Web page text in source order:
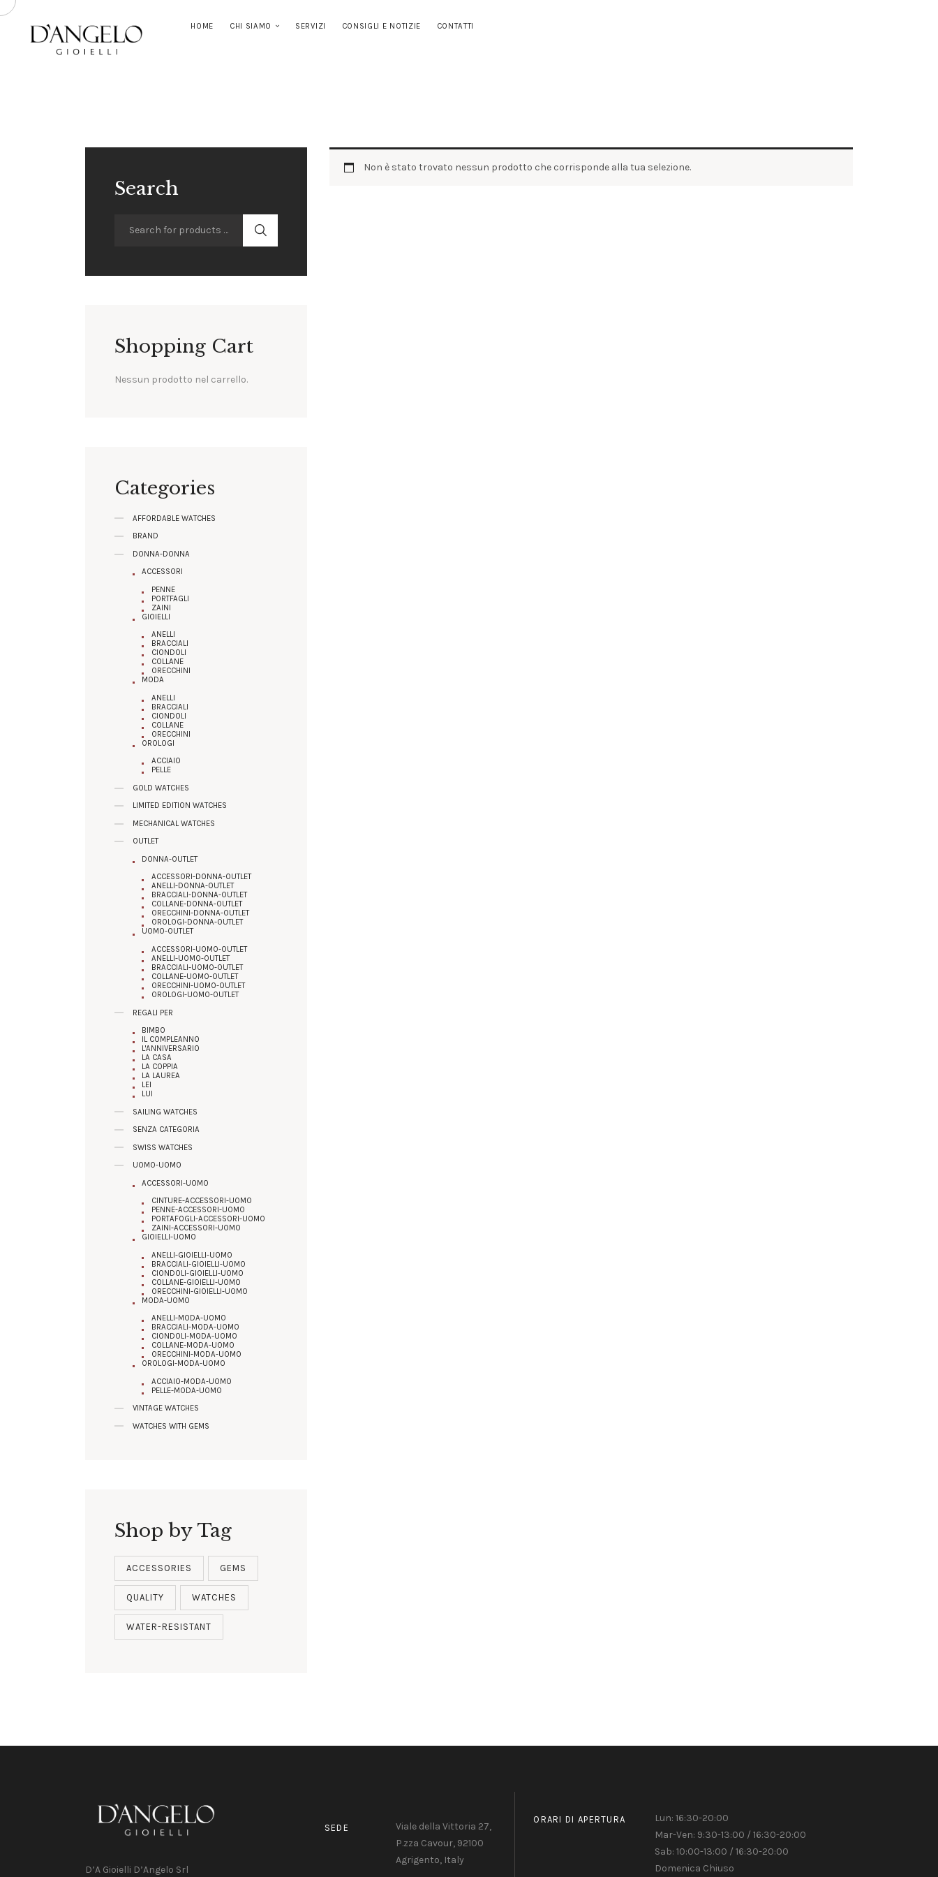
HOME CHI SIAMO SERVIZI CONSIGLI E NOTIZIE CONTATTI
Non è stato trovato nessun prodotto che corrisponde alla tua selezione.
Search
Shopping Cart
Nessun prodotto nel carrello.
Categories
AFFORDABLE WATCHES
BRAND
DONNA-DONNA
ACCESSORI
PENNE
PORTFAGLI
ZAINI
GIOIELLI
ANELLI
BRACCIALI
CIONDOLI
COLLANE
ORECCHINI
MODA
ANELLI
BRACCIALI
CIONDOLI
COLLANE
ORECCHINI
OROLOGI
ACCIAIO
PELLE
GOLD WATCHES
LIMITED EDITION WATCHES
MECHANICAL WATCHES
OUTLET
DONNA-OUTLET
ACCESSORI-DONNA-OUTLET
ANELLI-DONNA-OUTLET
BRACCIALI-DONNA-OUTLET
COLLANE-DONNA-OUTLET
ORECCHINI-DONNA-OUTLET
OROLOGI-DONNA-OUTLET
UOMO-OUTLET
ACCESSORI-UOMO-OUTLET
ANELLI-UOMO-OUTLET
BRACCIALI-UOMO-OUTLET
COLLANE-UOMO-OUTLET
ORECCHINI-UOMO-OUTLET
OROLOGI-UOMO-OUTLET
REGALI PER
BIMBO
IL COMPLEANNO
L'ANNIVERSARIO
LA CASA
LA COPPIA
LA LAUREA
LEI
LUI
SAILING WATCHES
SENZA CATEGORIA
SWISS WATCHES
UOMO-UOMO
ACCESSORI-UOMO
CINTURE-ACCESSORI-UOMO
PENNE-ACCESSORI-UOMO
PORTAFOGLI-ACCESSORI-UOMO
ZAINI-ACCESSORI-UOMO
GIOIELLI-UOMO
ANELLI-GIOIELLI-UOMO
BRACCIALI-GIOIELLI-UOMO
CIONDOLI-GIOIELLI-UOMO
COLLANE-GIOIELLI-UOMO
ORECCHINI-GIOIELLI-UOMO
MODA-UOMO
ANELLI-MODA-UOMO
BRACCIALI-MODA-UOMO
CIONDOLI-MODA-UOMO
COLLANE-MODA-UOMO
ORECCHINI-MODA-UOMO
OROLOGI-MODA-UOMO
ACCIAIO-MODA-UOMO
PELLE-MODA-UOMO
VINTAGE WATCHES
WATCHES WITH GEMS
Shop by Tag
ACCESSORIES GEMS
QUALITY WATCHES
WATER-RESISTANT
D’A Gioielli D’Angelo Srl
SEDE
Viale della Vittoria 27,
P.zza Cavour, 92100
Agrigento, Italy
ORARI DI APERTURA
Lun: 16:30-20:00
Mar-Ven: 9:30-13:00 / 16:30-20:00
Sab: 10:00-13:00 / 16:30-20:00
Domenica Chiuso